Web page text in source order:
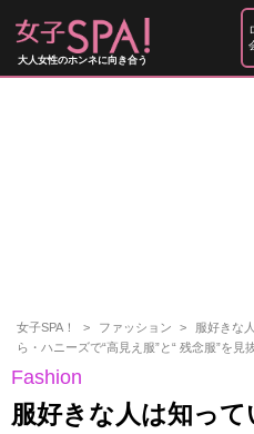
大人女性のホンネに向き合う
女子SPA！ ファッション
服好きな
ら・ハニーズで“高見え服”と“ 残念服”を見
Fashion
服好きな人は知って